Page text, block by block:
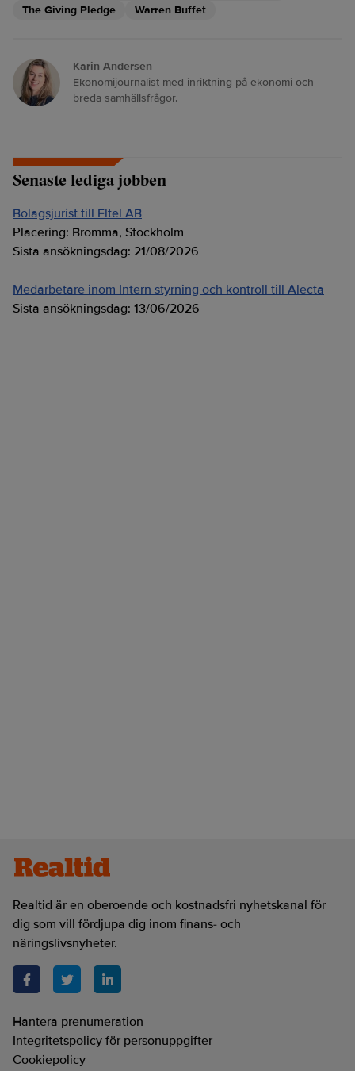
The Giving Pledge
Warren Buffet
Karin Andersen
Ekonomijournalist med inriktning på ekonomi och
breda samhällsfrågor.
Senaste lediga jobben
Bolagsjurist till Eltel AB
Placering: Bromma, Stockholm
Sista ansökningsdag: 21/08/2026
Medarbetare inom Intern styrning och kontroll till Alecta
Sista ansökningsdag: 13/06/2026
Realtid är en oberoende och kostnadsfri nyhetskanal för
dig som vill fördjupa dig inom finans- och
näringslivsnyheter.
Hantera prenumeration
Integritetspolicy för personuppgifter
Cookiepolicy